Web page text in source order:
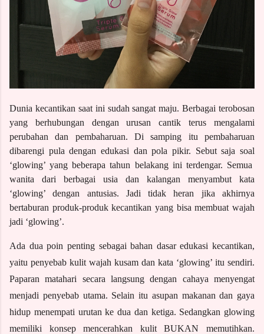
Dunia kecantikan saat ini sudah sangat maju. Berbagai terobosan
yang berhubungan dengan urusan cantik terus mengalami
perubahan dan pembaharuan. Di samping itu pembaharuan
dibarengi pula dengan edukasi dan pola pikir. Sebut saja soal
‘glowing’ yang beberapa tahun belakang ini terdengar. Semua
wanita dari berbagai usia dan kalangan menyambut kata
‘glowing’ dengan antusias. Jadi tidak heran jika akhirnya
bertaburan produk-produk kecantikan yang bisa membuat wajah
jadi ‘glowing’.
Ada dua poin penting sebagai bahan dasar edukasi kecantikan,
yaitu penyebab kulit wajah kusam dan kata ‘glowing’ itu sendiri.
Paparan matahari secara langsung dengan cahaya menyengat
menjadi penyebab utama. Selain itu asupan makanan dan gaya
hidup menempati urutan ke dua dan ketiga. Sedangkan glowing
memiliki konsep mencerahkan kulit BUKAN memutihkan.